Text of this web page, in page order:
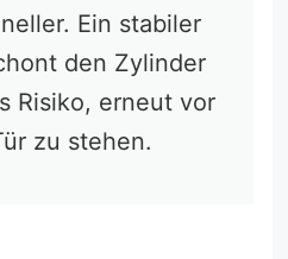
Ein stabiler
den Zylinder
Risiko, erneut vor
zu stehen.